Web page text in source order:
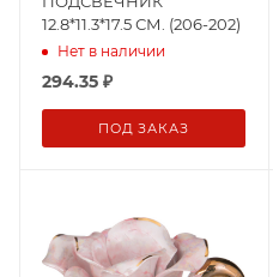
12.8*11.3*17.5 СМ. (206-202)
Нет в наличии
294.35 ₽
ПОД ЗАКАЗ